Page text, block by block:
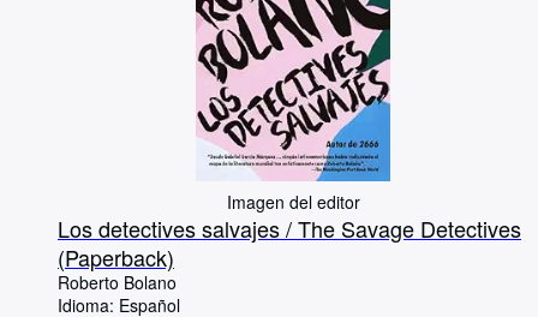
Imagen del editor
Los detectives salvajes / The Savage Detectives
(Paperback)
Roberto Bolano
Idioma: Español